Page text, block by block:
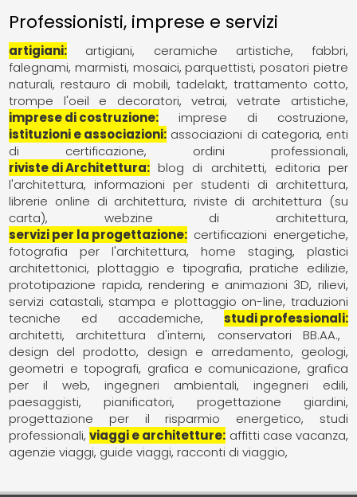
Professionisti, imprese e servizi
artigiani artigiani ceramiche artistiche
fabbri
falegnami marmisti mosaici parquettisti posatori pietre
naturali restauro di mobili tadelakt trattamento cotto
trompe l'oeil e decoratori
vetrai
vetrate artistiche
imprese di costruzione
imprese di costruzione
istituzioni e associazioni associazioni di categoria enti
di certificazione
ordini professionali
riviste di Architettura
blog di architetti
editoria per
l'architettura
informazioni per studenti di architettura
librerie online di architettura riviste di architettura (su
carta)
webzine di architettura
servizi per la progettazione
certificazioni energetiche
fotografia per l'architettura
home staging
plastici
architettonici
plottaggio e tipografia
pratiche edilizie
prototipazione rapida rendering e animazioni 3D rilievi
servizi catastali stampa e plottaggio on-line traduzioni
tecniche ed accademiche
studi professionali
architetti
architettura d'interni
conservatori BB.AA.
design del prodotto
design e arredamento
geologi
geometri e topografi grafica e comunicazione grafica
per il web
ingegneri ambientali
ingegneri edili
paesaggisti
pianificatori
progettazione giardini
progettazione per il risparmio energetico
studi
professionali viaggi e architetture affitti case vacanza
agenzie viaggi guide viaggi racconti di viaggio